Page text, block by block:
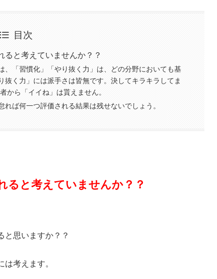
目次
と考えていませんか？？
「習慣化」「やり抜く力」は、どの分野においても基
く力」には派手さは皆無です。決してキラキラしてま
から「イイね」は貰えません。
ば何一つ評価される結果は残せないでしょう。
ると考えていませんか？？
と思いますか？？
考えます。